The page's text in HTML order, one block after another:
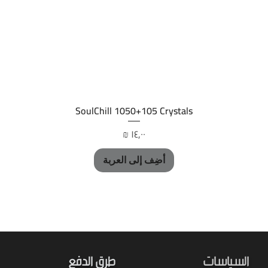
العرض السريع
SoulChill 1050+105 Crystals
السعر
أضِف إلى العربة
طرق الدفع السياسات